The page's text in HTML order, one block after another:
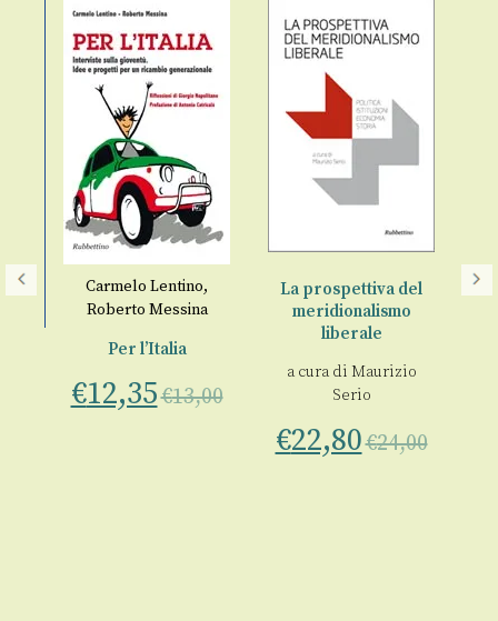
Carmelo Lentino,
Roberto Messina
Per l’Italia
€12,35€13,00
La prospettiva del
meridionalismo
liberale
a cura di Maurizio
Serio
€22,80€24,00